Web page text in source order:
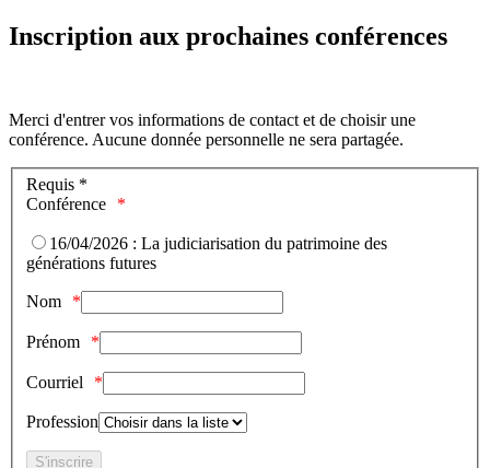
Inscription aux prochaines conférences
Merci d'entrer vos informations de contact et de choisir une
conférence. Aucune donnée personnelle ne sera partagée.
Requis *
Conférence
16/04/2026 : La judiciarisation du patrimoine des
générations futures
Nom
Prénom
Courriel
Profession